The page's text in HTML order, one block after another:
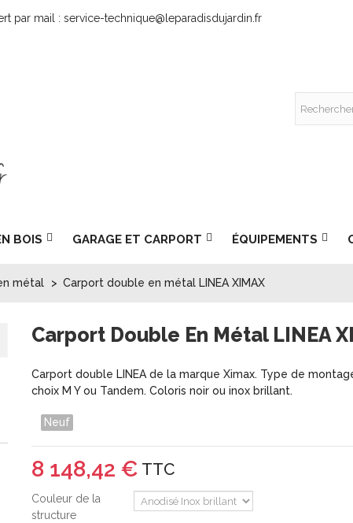
par mail : service-technique@leparadisdujardin.fr
BOIS GARAGE ET CARPORT ÉQUIPEMENTS
métal > Carport double en métal LINEA XIMAX
Carport Double En Métal LINEA
Carport double LINEA de la marque Ximax. Type de
choix M Y ou Tandem. Coloris noir ou inox brillant.
Neuf
8 148,42 € TTC
Couleur de la
structure